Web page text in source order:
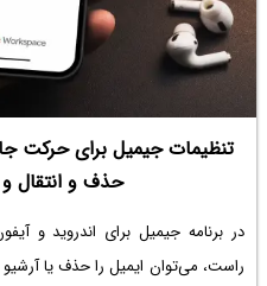
تنظیمات جیمیل برای حرکت
حذف و انتقال
در برنامه جیمیل برای اندروید و
راست، می‌توان ایمیل را حذف یا